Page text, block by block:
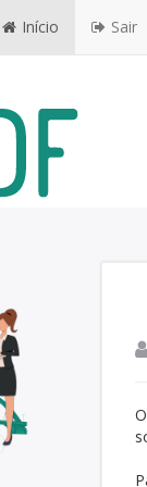
Início Sair